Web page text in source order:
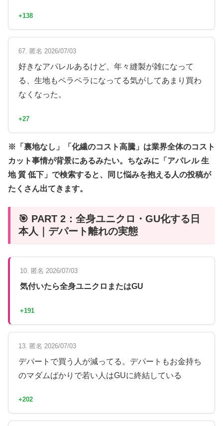
+138
67. 匿名 2026/07/03
好きなアパレルあるけど、年々縫製が雑になって
る、生地もペラペラになってる気がしてあまり買わ
なくなった。
+27
※「裏地なし」「化繊のコスト高騰」は業界全体のコスト
カット事情が背景にあるみたい。ちなみに「アパレル 生
地 質 低下」で検索すると、同じ悩みを抱える人の投稿が
たくさん出てきます。
🎯 PART 2：全身ユニクロ・GU化する日
本人｜デパート離れの実態
10. 匿名 2026/07/03
気付いたら全身ユニクロまたはGU
+191
13. 匿名 2026/07/03
デパートで買う人が減ってる。デパートもお金持ち
のマダムばかりで若い人はGUに終結している
+202